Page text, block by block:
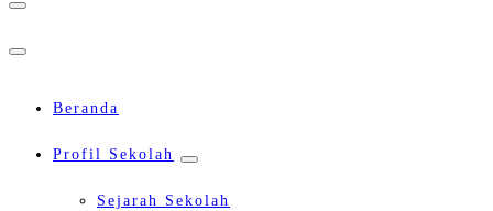
Beranda
Profil Sekolah
Sejarah Sekolah